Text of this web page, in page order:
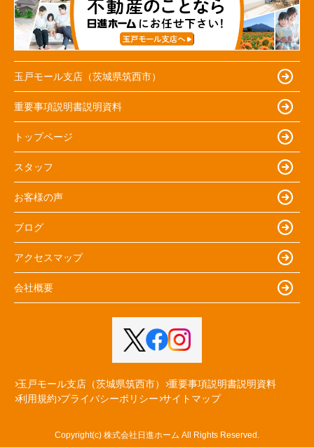
玉戸モール支店（茨城県筑西市）
重要事項説明書説明資料
トップページ
スタッフ
お客様の声
ブログ
アクセスマップ
会社概要
玉戸モール支店（茨城県筑西市）
重要事項説明書説明資料
利用規約 プライバシーポリシー サイトマップ
Copyright(c) 株式会社日進ホーム All Rights Reserved.